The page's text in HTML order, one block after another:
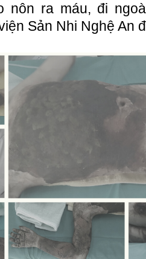
nôn ra máu, đi
Sản Nhi Nghệ An